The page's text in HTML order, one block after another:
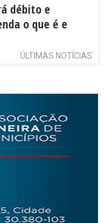
débito e
o que é e
ÚLTIMAS NOTÍCIAS